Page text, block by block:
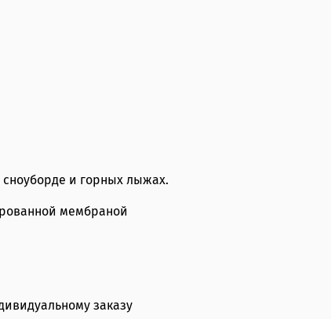
сноуборде и горных лыжах.
мембраной
заказу